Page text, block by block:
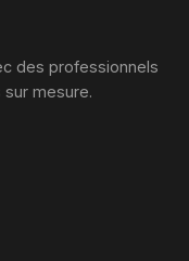
des professionnels
mesure.